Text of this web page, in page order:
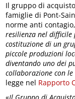
Il gruppo di
famiglie di Pont-
norme anti
resilienza nel difficile
costituzione di un
piccole produzioni
diventando uno dei
collaborazione con
legge nel Rapporto